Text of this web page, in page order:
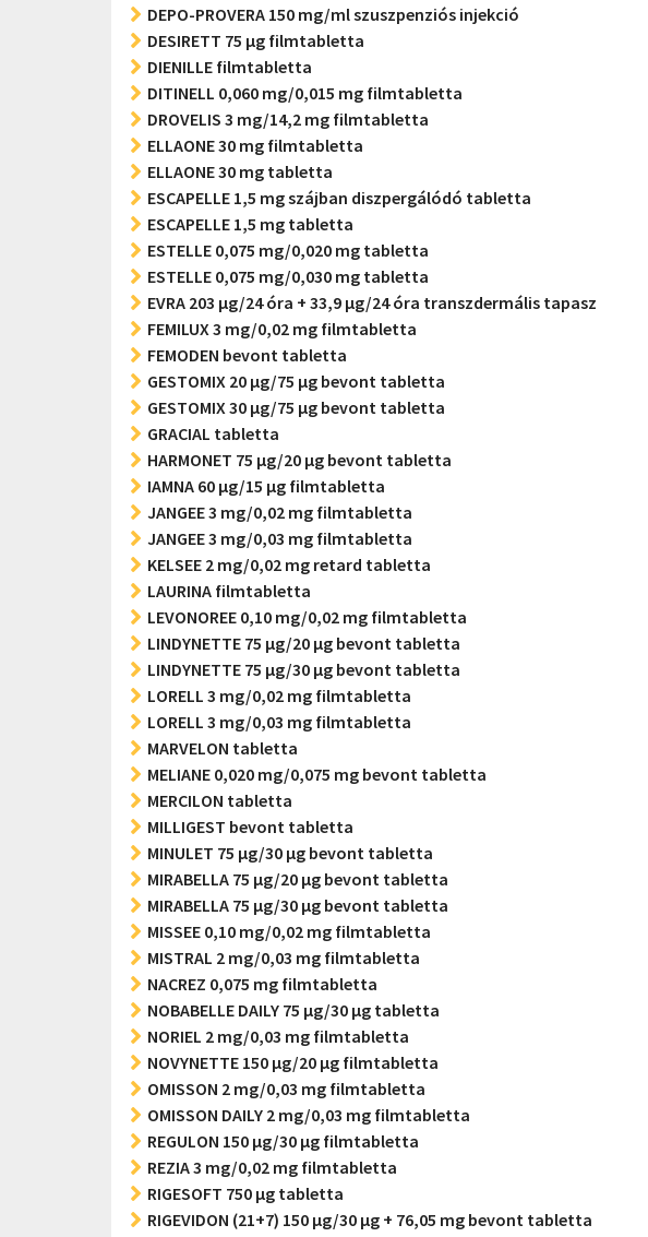
DEPO-PROVERA 150 mg/ml szuszpenziós injekció
DESIRETT 75 µg filmtabletta
DIENILLE filmtabletta
DITINELL 0,060 mg/0,015 mg filmtabletta
DROVELIS 3 mg/14,2 mg filmtabletta
ELLAONE 30 mg filmtabletta
ELLAONE 30 mg tabletta
ESCAPELLE 1,5 mg szájban diszpergálódó tabletta
ESCAPELLE 1,5 mg tabletta
ESTELLE 0,075 mg/0,020 mg tabletta
ESTELLE 0,075 mg/0,030 mg tabletta
EVRA 203 µg/24 óra + 33,9 µg/24 óra transzdermális tapasz
FEMILUX 3 mg/0,02 mg filmtabletta
FEMODEN bevont tabletta
GESTOMIX 20 µg/75 µg bevont tabletta
GESTOMIX 30 µg/75 µg bevont tabletta
GRACIAL tabletta
HARMONET 75 µg/20 µg bevont tabletta
IAMNA 60 µg/15 µg filmtabletta
JANGEE 3 mg/0,02 mg filmtabletta
JANGEE 3 mg/0,03 mg filmtabletta
KELSEE 2 mg/0,02 mg retard tabletta
LAURINA filmtabletta
LEVONOREE 0,10 mg/0,02 mg filmtabletta
LINDYNETTE 75 µg/20 µg bevont tabletta
LINDYNETTE 75 µg/30 µg bevont tabletta
LORELL 3 mg/0,02 mg filmtabletta
LORELL 3 mg/0,03 mg filmtabletta
MARVELON tabletta
MELIANE 0,020 mg/0,075 mg bevont tabletta
MERCILON tabletta
MILLIGEST bevont tabletta
MINULET 75 µg/30 µg bevont tabletta
MIRABELLA 75 µg/20 µg bevont tabletta
MIRABELLA 75 µg/30 µg bevont tabletta
MISSEE 0,10 mg/0,02 mg filmtabletta
MISTRAL 2 mg/0,03 mg filmtabletta
NACREZ 0,075 mg filmtabletta
NOBABELLE DAILY 75 µg/30 µg tabletta
NORIEL 2 mg/0,03 mg filmtabletta
NOVYNETTE 150 µg/20 µg filmtabletta
OMISSON 2 mg/0,03 mg filmtabletta
OMISSON DAILY 2 mg/0,03 mg filmtabletta
REGULON 150 µg/30 µg filmtabletta
REZIA 3 mg/0,02 mg filmtabletta
RIGESOFT 750 µg tabletta
RIGEVIDON (21+7) 150 µg/30 µg + 76,05 mg bevont tabletta